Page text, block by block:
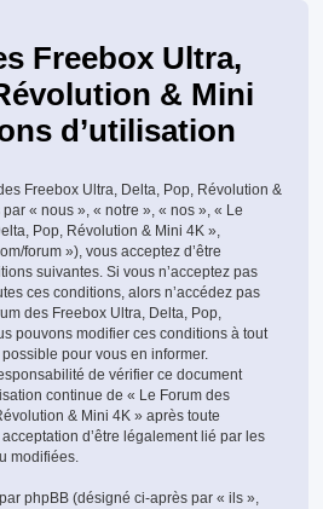
Freebox Ultra,
& Mini
d’utilisation
Freebox Ultra, Delta, Pop, Révolution &
« nous », « notre », « nos », « Le
Pop, Révolution & Mini 4K »,
forum »), vous acceptez d’être
suivantes. Si vous n’acceptez pas
ces conditions, alors n’accédez pas
des Freebox Ultra, Delta, Pop,
pouvons modifier ces conditions à tout
pour vous en informer.
de vérifier ce document
continue de « Le Forum des
& Mini 4K » après toute
d’être légalement lié par les
modifiées.
phpBB (désigné ci-après par « ils »,